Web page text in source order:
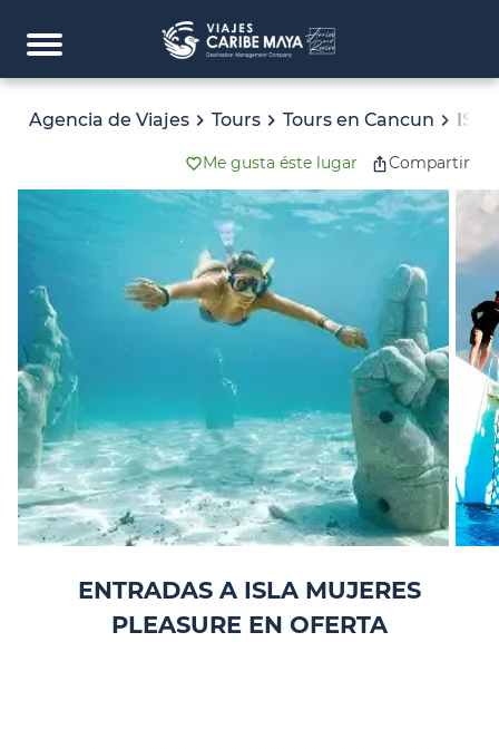
Agencia de Viajes Tours Tours en Cancun
Me gusta éste lugar Compartir
ENTRADAS A ISLA MUJERES
PLEASURE EN OFERTA